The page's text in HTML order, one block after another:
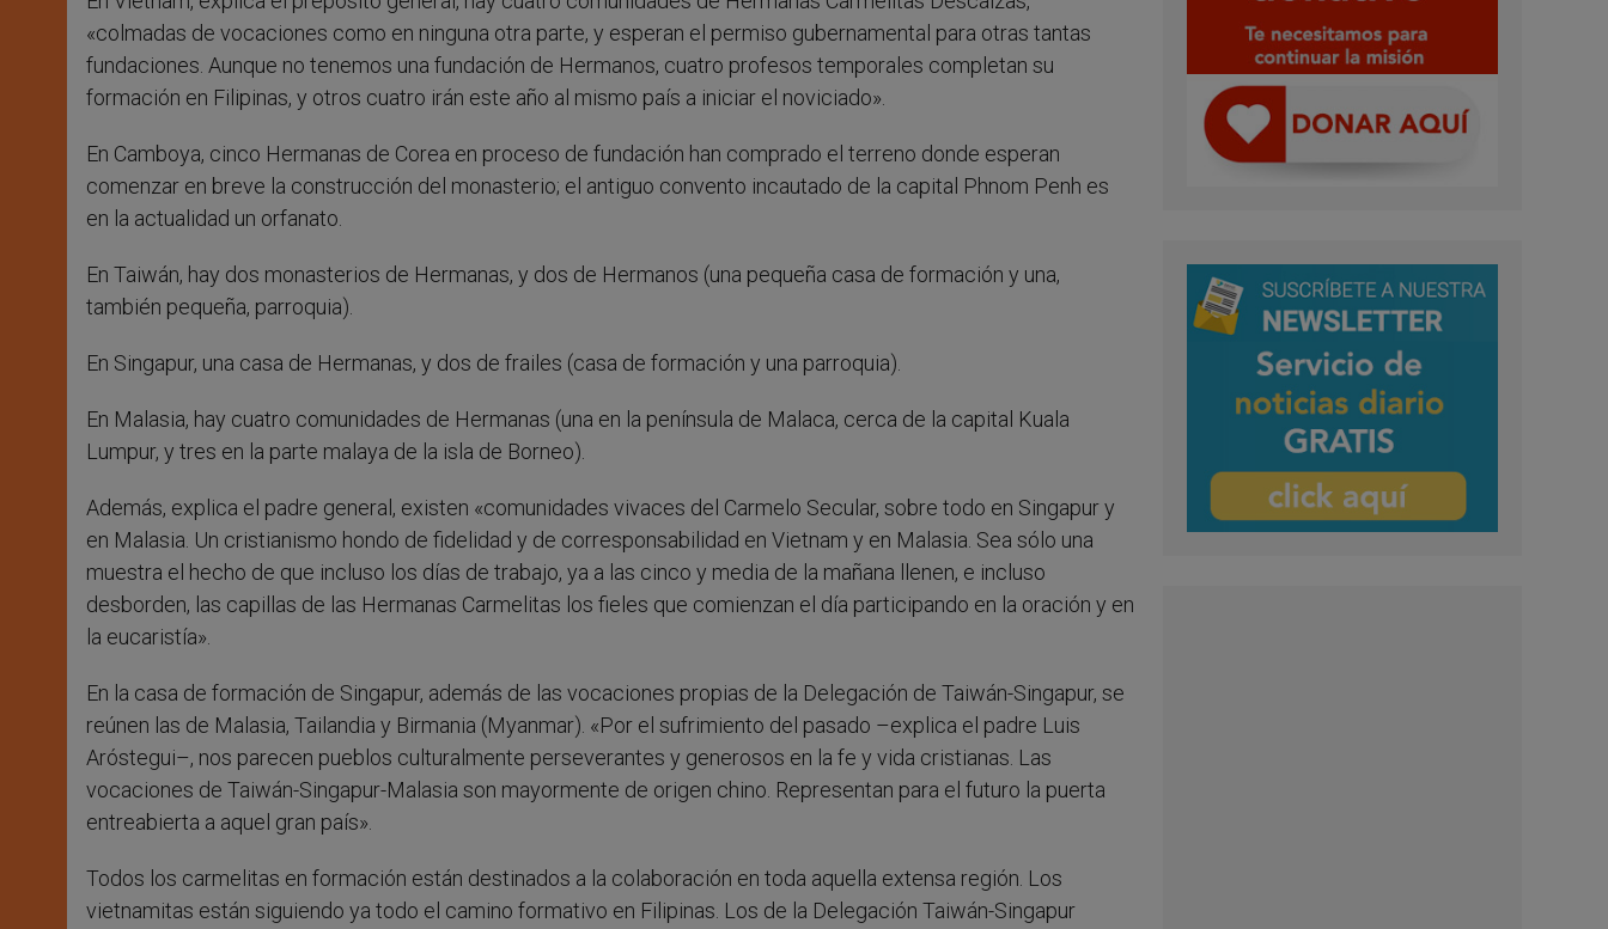
«colmadas de vocaciones como en ninguna otra parte, y esperan el permiso gubernamental para otras tantas
fundaciones. Aunque no tenemos una fundación de Hermanos, cuatro profesos temporales completan su
formación en Filipinas, y otros cuatro irán este año al mismo país a iniciar el noviciado».
En Camboya, cinco Hermanas de Corea en proceso de fundación han comprado el terreno donde esperan
comenzar en breve la construcción del monasterio; el antiguo convento incautado de la capital Phnom Penh es
en la actualidad un orfanato.
En Taiwán, hay dos monasterios de Hermanas, y dos de Hermanos (una pequeña casa de formación y una,
también pequeña, parroquia).
En Singapur, una casa de Hermanas, y dos de frailes (casa de formación y una parroquia).
En Malasia, hay cuatro comunidades de Hermanas (una en la península de Malaca, cerca de la capital Kuala
Lumpur, y tres en la parte malaya de la isla de Borneo).
Además, explica el padre general, existen «comunidades vivaces del Carmelo Secular, sobre todo en Singapur y
en Malasia. Un cristianismo hondo de fidelidad y de corresponsabilidad en Vietnam y en Malasia. Sea sólo una
muestra el hecho de que incluso los días de trabajo, ya a las cinco y media de la mañana llenen, e incluso
desborden, las capillas de las Hermanas Carmelitas los fieles que comienzan el día participando en la oración y en
la eucaristía».
En la casa de formación de Singapur, además de las vocaciones propias de la Delegación de Taiwán-Singapur, se
reúnen las de Malasia, Tailandia y Birmania (Myanmar). «Por el sufrimiento del pasado –explica el padre Luis
Aróstegui–, nos parecen pueblos culturalmente perseverantes y generosos en la fe y vida cristianas. Las
vocaciones de Taiwán-Singapur-Malasia son mayormente de origen chino. Representan para el futuro la puerta
entreabierta a aquel gran país».
Todos los carmelitas en formación están destinados a la colaboración en toda aquella extensa región. Los
vietnamitas están siguiendo ya todo el camino formativo en Filipinas. Los de la Delegación Taiwán-Singapur